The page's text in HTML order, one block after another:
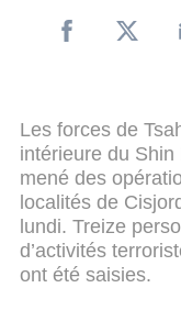
Les forces de
intérieure du
mené des
localités de
lundi. Treize
d’activités
ont été saisies.